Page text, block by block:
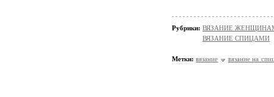
Рубрики: ВЯЗАНИЕ ЖЕНЩИНАМ/
ВЯЗАНИЕ СПИЦАМИ
Метки: вязание вязание на